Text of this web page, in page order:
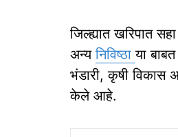
जिल्ह्यात खरिपात
अन्यनिविष्ठाया
भंडारी, कृषी विकास
केले आहे.